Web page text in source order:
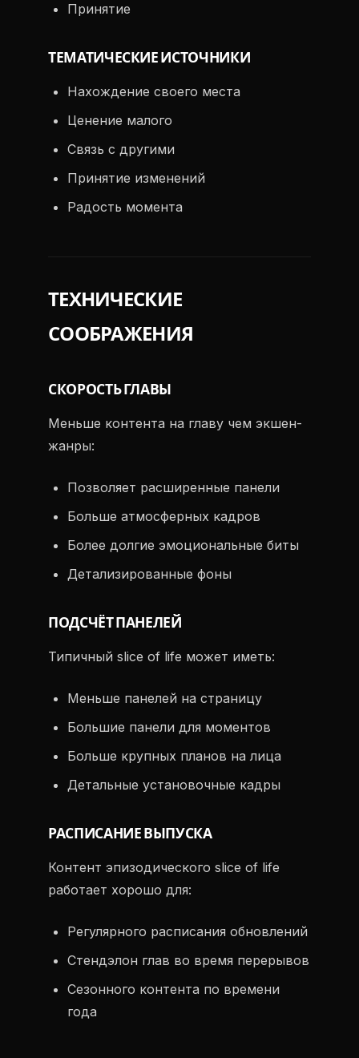
Принятие
ТЕМАТИЧЕСКИЕ ИСТОЧНИКИ
Нахождение своего места
Ценение малого
Связь с другими
Принятие изменений
Радость момента
ТЕХНИЧЕСКИЕ
СООБРАЖЕНИЯ
СКОРОСТЬ ГЛАВЫ
Меньше контента на главу чем экшен-
жанры:
Позволяет расширенные панели
Больше атмосферных кадров
Более долгие эмоциональные биты
Детализированные фоны
ПОДСЧЁТ ПАНЕЛЕЙ
Типичный slice of life может иметь:
Меньше панелей на страницу
Большие панели для моментов
Больше крупных планов на лица
Детальные установочные кадры
РАСПИСАНИЕ ВЫПУСКА
Контент эпизодического slice of life
работает хорошо для:
Регулярного расписания обновлений
Стендэлон глав во время перерывов
Сезонного контента по времени
года